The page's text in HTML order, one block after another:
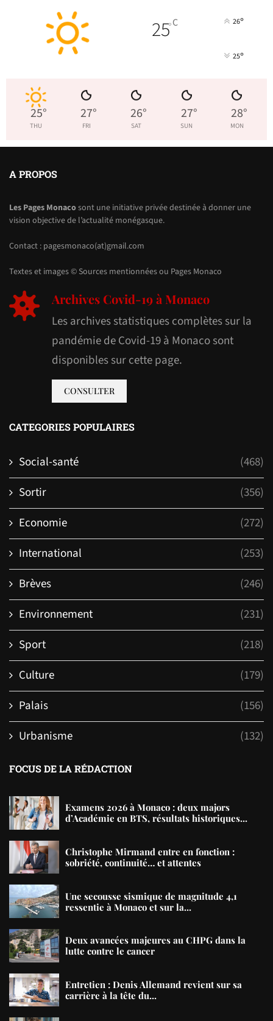
25°C 26°
25°
25°
THU
27°
FRI
26°
SAT
27°
SUN
28°
MON
A PROPOS
Les Pages Monacosont une initiative privée destinée à donner une
vision objective de l’actualité monégasque.
Contact : pagesmonaco(at)gmail.com
Textes et images © Sources mentionnées ou Pages Monaco
Archives Covid-19 à Monaco
Les archives statistiques complètes sur la
pandémie de Covid-19 à Monaco sont
disponibles sur cette page.
CONSULTER
CATEGORIES POPULAIRES
Social-santé
(468)
Sortir
(356)
Economie
(272)
International
(253)
Brèves
(246)
Environnement
(231)
Sport
(218)
Culture
(179)
Palais
(156)
Urbanisme
(132)
FOCUS DE LA RÉDACTION
Examens 2026 à Monaco : deux majors
d’Académie en BTS, résultats historiques...
Christophe Mirmand entre en fonction :
sobriété, continuité… et attentes
Une secousse sismique de magnitude 4,1
ressentie à Monaco et sur la...
Deux avancées majeures au CHPG dans la
lutte contre le cancer
Entretien : Denis Allemand revient sur sa
carrière à la tête du...